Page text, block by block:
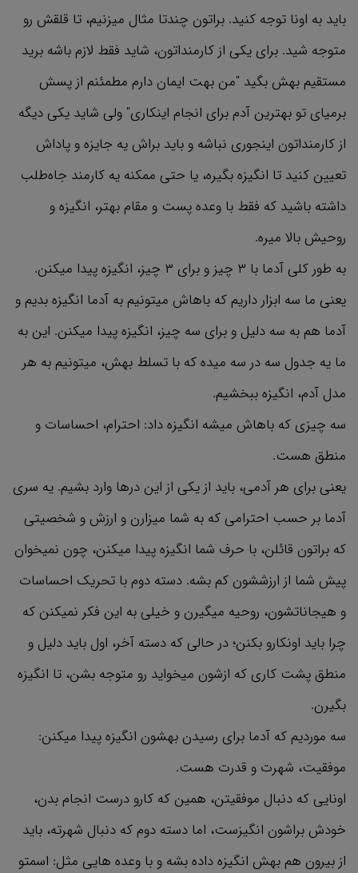
باید به اونا توجه کنید. براتون چندتا مثال میزنیم، تا قلقش رو
متوجه شید. برای یکی از کارمنداتون، شاید فقط لازم باشه برید
مستقیم بهش بگید "من بهت ایمان دارم مطمئنم از پسش
برمیای تو بهترین آدم برای انجام اینکاری" ولی شاید یکی دیگه
از کارمنداتون اینجوری نباشه و باید براش یه جایزه و پاداش
تعیین کنید تا انگیزه بگیره، یا حتی ممکنه یه کارمند جاه‌طلب
داشته باشید که فقط با وعده پست و مقام بهتر، انگیزه و
روحیش بالا میره.
به طور کلی آدما با ۳ چیز و برای ۳ چیز، انگیزه پیدا میکنن.
یعنی ما سه ابزار داریم که باهاش میتونیم به آدما انگیزه بدیم و
آدما هم به سه دلیل و برای سه چیز، انگیزه پیدا میکنن. این به
ما یه جدول سه در سه میده که با تسلط بهش، میتونیم به هر
مدل آدم، انگیزه ببخشیم.
سه چیزی که باهاش میشه انگیزه داد: احترام، احساسات و
منطق هست.
یعنی برای هر آدمی، باید از یکی از این درها وارد بشیم. یه سری
آدما بر حسب احترامی که به شما میزارن و ارزش و شخصیتی
که براتون قائلن، با حرف شما انگیزه پیدا میکنن، چون نمیخوان
پیش شما از ارزششون کم بشه. دسته دوم با تحریک احساسات
و هیجاناتشون، روحیه میگیرن و خیلی به این فکر نمیکنن که
چرا باید اونکارو بکنن؛ در حالی که دسته آخر، اول باید دلیل و
منطق پشت کاری که ازشون میخواید رو متوجه بشن، تا انگیزه
بگیرن.
سه موردیم که آدما برای رسیدن بهشون انگیزه پیدا میکنن:
موفقیت، شهرت و قدرت هست.
اونایی که دنبال موفقیتن، همین که کارو درست انجام بدن،
خودش براشون انگیزست، اما دسته دوم که دنبال شهرته، باید
از بیرون هم بهش انگیزه داده بشه و با وعده هایی مثل: اسمتو